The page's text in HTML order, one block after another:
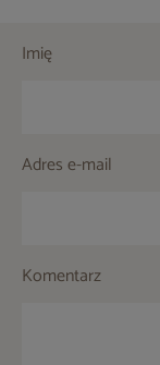
Imię
Adres e-mail
Komentarz